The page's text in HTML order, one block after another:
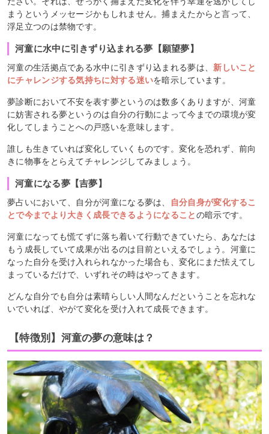
まうというメッセージかもしれません。捕まえたからと言って、
浮足立つのは禁物です。
河童に水中に引きずり込まれる夢【願望夢】
河童の生活拠点である水中に引きずり込まれる夢は、 新しいこと
にチャレンジする気持ちに対する迷いを暗示しています。
夢診断において不安を表す夢というのは数多くありますが、河童
に妨害される夢というのは自分の行動によって今までの環境が変
化してしまうことへの戸惑いを意味します。
誰しも生きていれば変化していくものです。変化を恐れず、前向
きに物事をとらえてチャレンジしてみましょう。
河童になる夢【吉夢】
夢占いにおいて、自分が河童になる夢は、
自分自身が変化するこ
とで今までより大きく成長できるようになることの暗示です。
河童になっても慌てずに落ち着いて行動できていたら、あなたは
もう成長していて成果が出るのは目前といえるでしょう。河童に
なった自分を受け入れられなかった場合も、変化にまだ怯えてし
まっているだけで、いずれその時はやってきます。
どんな自分でも自分は素晴らしい人間なんだということを忘れな
いでいれば、やがて変化を受け入れて成長できます。
【特徴別】河童の夢の意味は？